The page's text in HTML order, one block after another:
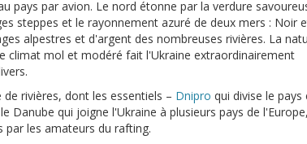
pays par avion. Le nord étonne par la verdure
steppes et le rayonnement azuré de deux mers : Noir
alpestres et d'argent des nombreuses rivières. La
climat mol et modéré fait l'Ukraine extraordinairement
rivières, dont les essentiels – Dnipro qui divise le pays
Danube qui joigne l'Ukraine à plusieurs pays de
par les amateurs du rafting.